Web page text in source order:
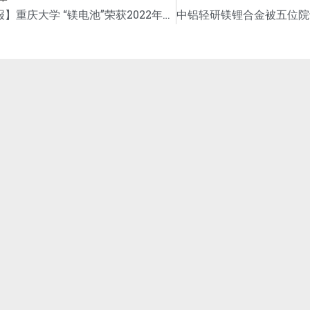
【喜报】重庆大学 “镁电池”荣获2022年国际 “镁未来技术奖”